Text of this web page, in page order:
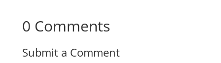
0 Comments
Submit a Comment